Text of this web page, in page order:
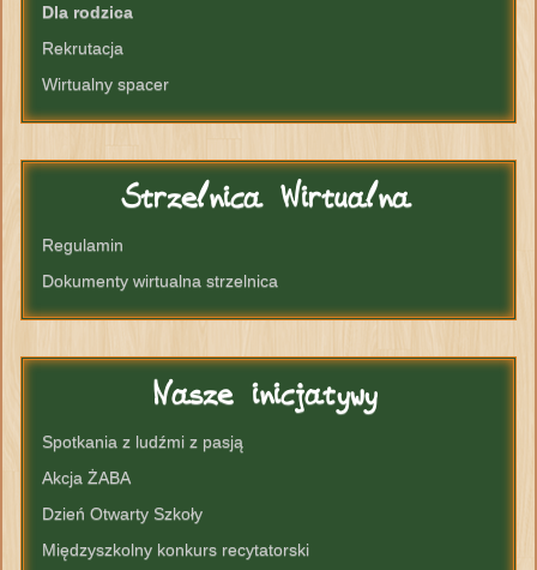
Dla rodzica
Rekrutacja
Wirtualny spacer
StrzelnicaWirtualna
Regulamin
Dokumenty wirtualna strzelnica
Naszeinicjatywy
Spotkania z ludźmi z pasją
Akcja ŻABA
Dzień Otwarty Szkoły
Międzyszkolny konkurs recytatorski